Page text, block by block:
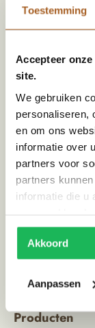
Toestemming
Accepteer
site.
We gebruiken
personaliseren,
en om ons
informatie over
partners voor
partners
informatie die u
Akkoord
Aanpassen
zijn ze uniek en
Specificaties
Afmeting (HxBxD)
Materiaal
Kleur
Producten